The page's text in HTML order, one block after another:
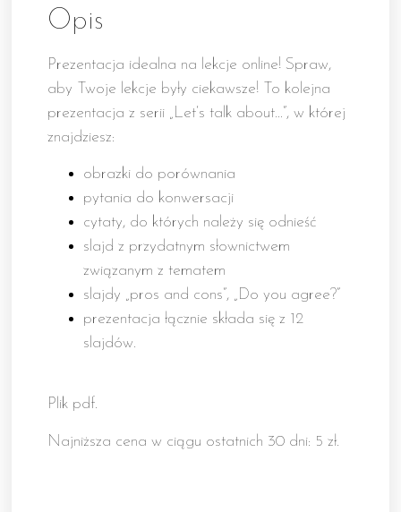
Opis
Prezentacja idealna na lekcje online! Spraw,
aby Twoje lekcje były ciekawsze! To kolejna
prezentacja z serii „Let’s talk about…”, w której
znajdziesz:
obrazki do porównania
pytania do konwersacji
cytaty, do których należy się odnieść
slajd z przydatnym słownictwem
związanym z tematem
slajdy „pros and cons”, „Do you agree?”
prezentacja łącznie składa się z 12
slajdów.
Plik pdf.
Najniższa cena w ciągu ostatnich 30 dni: 5 zł.